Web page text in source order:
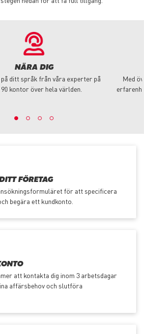
NÄRA DIG
ditt språk från våra experter på
kontor över hela världen.
Med
FÖRETAG
för att specificera
begära ett kundkonto.
att kontakta dig inom 3 arbetsdagar
affärsbehov och slutföra